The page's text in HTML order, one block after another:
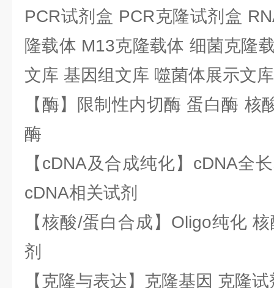
PCR试剂盒 PCR克隆试剂盒
隆载体 M13克隆载体 细菌克隆
文库 基因组文库 噬菌体展示文库
【酶】限制性内切酶 蛋白酶 核
酶
【cDNA及合成纯化】cDNA全
cDNA相关试剂
【核酸/蛋白合成】Oligo纯化
剂
【克隆与表达】克隆基因 克隆